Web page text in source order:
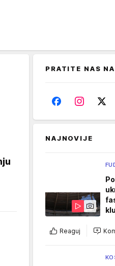
PRATITE NAS NA
NAJNOVIJE
Reaguj